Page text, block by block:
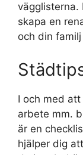
vägglisterna.
skapa en
och din
I och med
arbete mm.
är en
hjälper dig